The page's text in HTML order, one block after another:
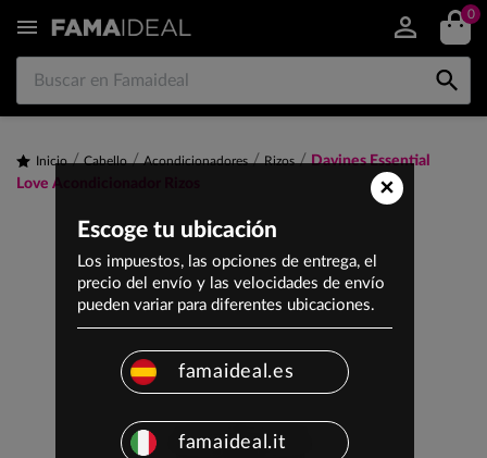
 0

Inicio Cabello Acondicionadores Rizos
Davines Essential
Love Acondicionador Rizos
×
Escoge tu ubicación
Los impuestos, las opciones de entrega, el
precio del envío y las velocidades de envío
pueden variar para diferentes ubicaciones.
famaideal.es
famaideal.it